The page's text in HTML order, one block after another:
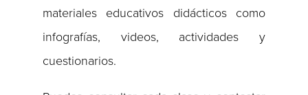
materiales educativos didácticos como
infografías, videos, actividades y
cuestionarios.